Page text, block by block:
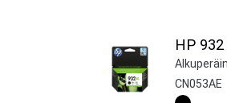
HP
CN053AE